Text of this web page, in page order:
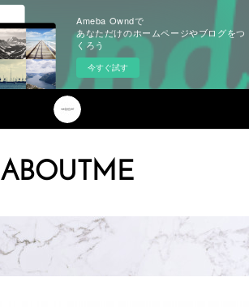
Ameba Owndで
あなただけのホームページやブログをつ
くろう
今すぐ試す
ABOUTME